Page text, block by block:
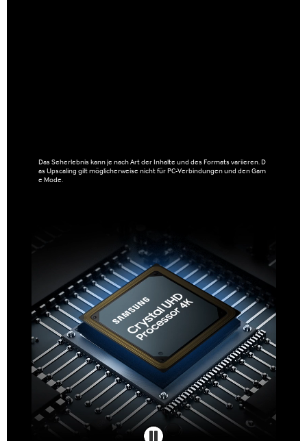
Das Seherlebnis kann je nach Art der Inhalte und des Formats variieren. D
as Upscaling gilt möglicherweise nicht für PC-Verbindungen und den Gam
e Mode.